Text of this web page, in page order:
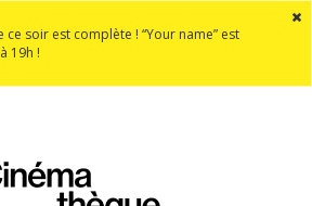
ce soir est complète ! “Your name” est
19h !